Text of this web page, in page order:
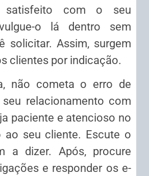
satisfeito com o seu
o lá dentro sem
solicitar. Assim, surgem
clientes por indicação.
não cometa o erro de
seu relacionamento com
paciente e atencioso no
ao seu cliente. Escute o
a dizer. Após, procure
e responder os e-